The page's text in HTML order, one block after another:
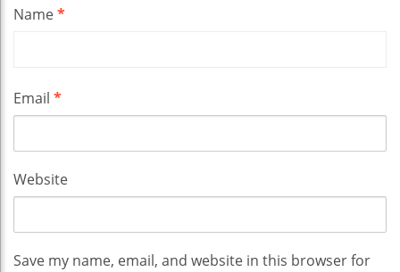
Name*
Email *
Website
Save my name, email, and website in this browser for